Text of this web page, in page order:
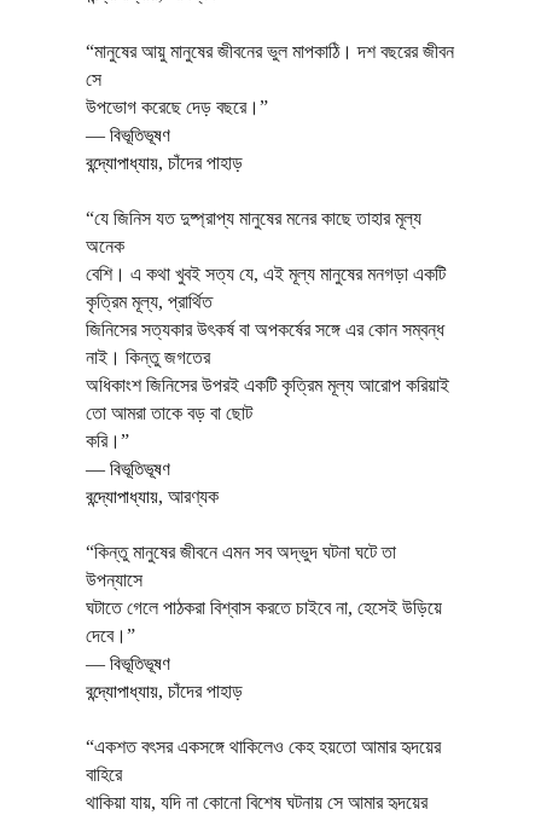
“মানুষের আয়ু মানুষের জীবনের ভুল মাপকাঠি। দশ বছরের জীবন
সে
উপভোগ করেছে দেড় বছরে।”
― বিভূতিভূষণ
বন্দ্যোপাধ্যায়, চাঁদের পাহাড়
“যে জিনিস যত দুষ্প্রাপ্য মানুষের মনের কাছে তাহার মূল্য
অনেক
বেশি। এ কথা খুবই সত্য যে, এই মূল্য মানুষের মনগড়া একটি
কৃত্রিম মূল্য, প্রার্থিত
জিনিসের সত্যকার উৎকর্ষ বা অপকর্ষের সঙ্গে এর কোন সম্বন্ধ
নাই। কিন্তু জগতের
অধিকাংশ জিনিসের উপরই একটি কৃত্রিম মূল্য আরোপ করিয়াই
তো আমরা তাকে বড় বা ছোট
করি।”
― বিভূতিভূষণ
বন্দ্যোপাধ্যায়, আরণ্যক
“কিন্তু মানুষের জীবনে এমন সব অদ্ভুদ ঘটনা ঘটে তা
উপন্যাসে
ঘটাতে গেলে পাঠকরা বিশ্বাস করতে চাইবে না, হেসেই উড়িয়ে
দেবে।”
― বিভূতিভূষণ
বন্দ্যোপাধ্যায়, চাঁদের পাহাড়
“একশত বৎসর একসঙ্গে থাকিলেও কেহ হয়তো আমার হৃদয়ের
বাহিরে
থাকিয়া যায়, যদি না কোনো বিশেষ ঘটনায় সে আমার হৃদয়ের